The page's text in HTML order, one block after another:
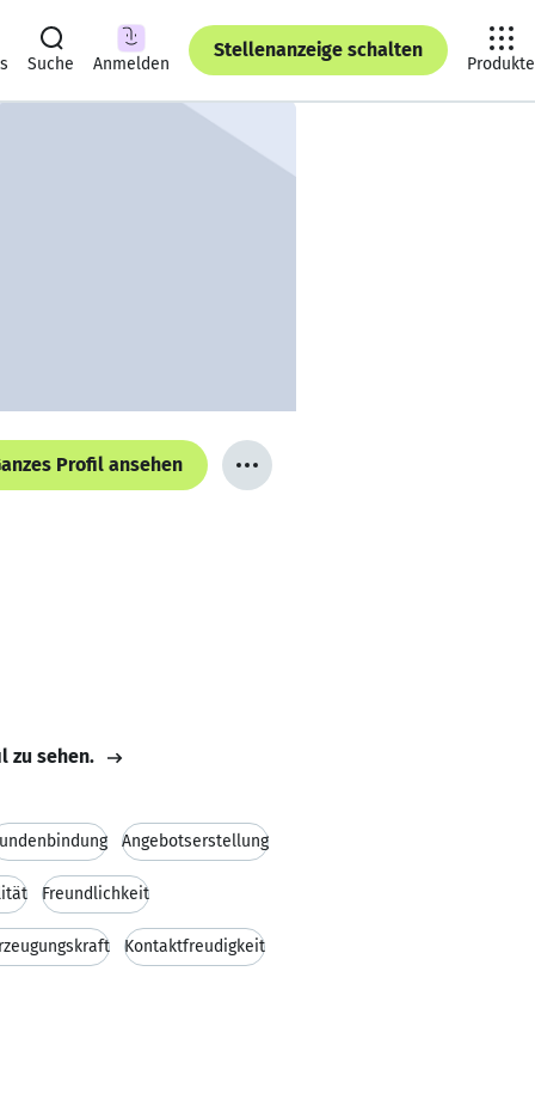
Suche Anmelden
Stellenanzeige schalten
Produkte
Profil ansehen
zu sehen.
Angebotserstellung
Freundlichkeit
Kontaktfreudigkeit